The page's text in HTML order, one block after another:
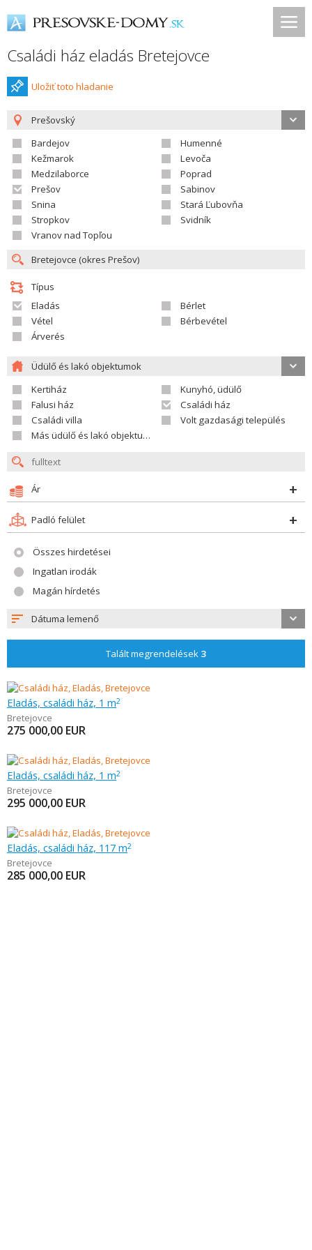
Családi ház eladás Bretejovce
Uložiť toto hladanie
Prešovský
Bardejov
Humenné
Kežmarok
Levoča
Medzilaborce
Poprad
Prešov
Sabinov
Snina
Stará Ľubovňa
Stropkov
Svidník
Vranov nad Topľou
Típus
Eladás
Bérlet
Vétel
Bérbevétel
Árverés
Üdülő és lakó objektumok
Kertiház
Kunyhó, üdülő
Falusi ház
Családi ház
Családi villa
Volt gazdasági település
Más üdülő és lakó objektumok
Ár
Padló felület
Összes hirdetései
Ingatlan irodák
Magán hírdetés
Dátuma lemenő
Talált megrendelések 3
Eladás, családi ház, 1 m2
Bretejovce
275 000,00 EUR
Eladás, családi ház, 1 m2
Bretejovce
295 000,00 EUR
Eladás, családi ház, 117 m2
Bretejovce
285 000,00 EUR